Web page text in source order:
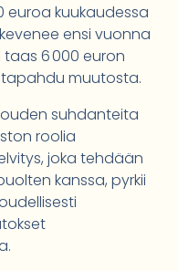
euroa kuukaudessa
ensi vuonna
taas 6 000 euron
tapahdu muutosta.
suhdanteita
roolia
joka tehdään
kanssa, pyrkii